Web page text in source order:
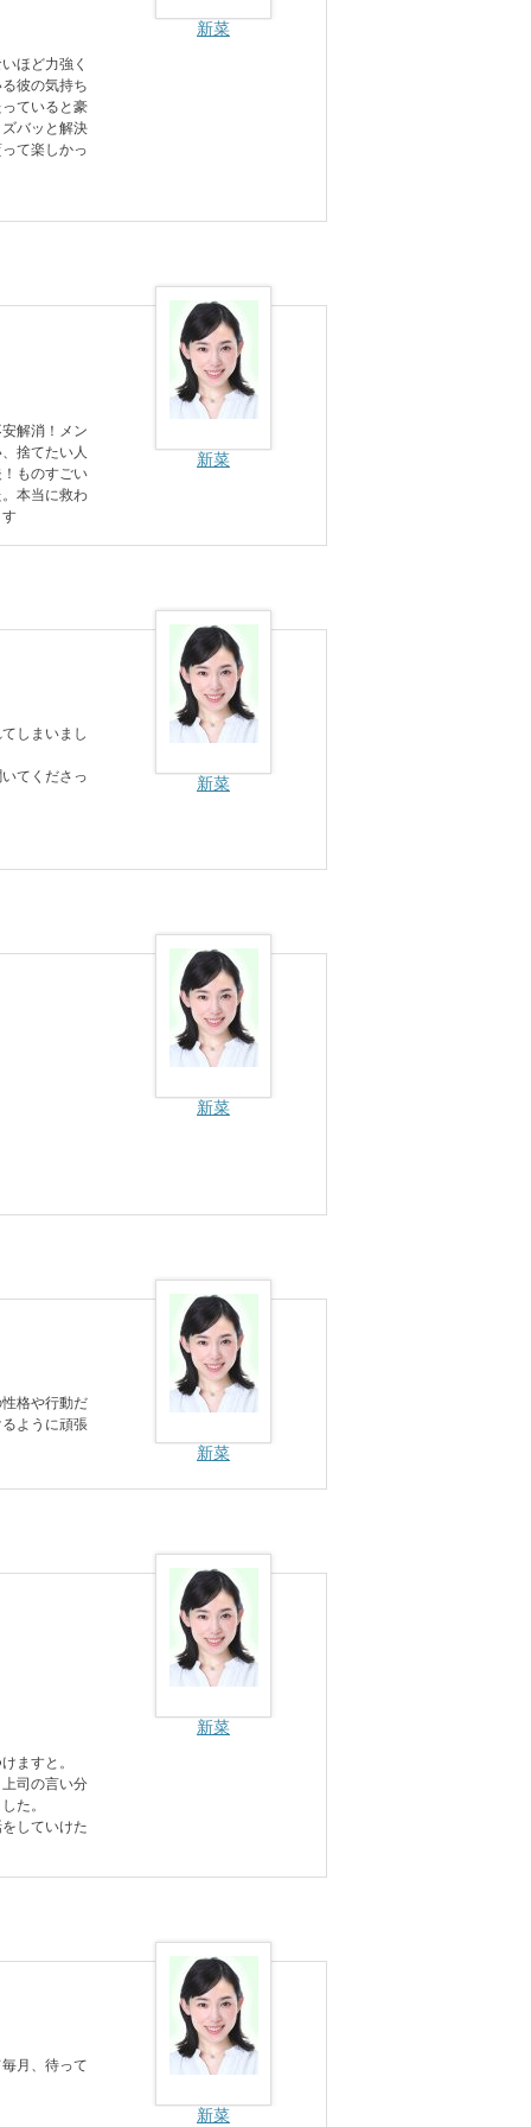
新菜
ほど力強く
彼の気持ち
ていると豪
バッと解決
て楽しかっ
新菜
解消！メン
捨てたい人
ものすごい
本当に救わ
新菜
しまいまし
てくださっ
新菜
新菜
格や行動だ
ように頑張
新菜
ますと。
司の言い分
た。
していけた
新菜
月、待って